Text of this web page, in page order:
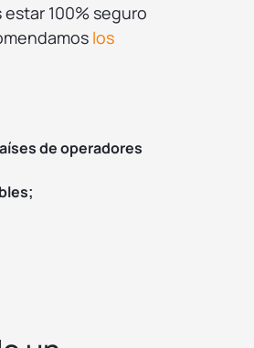
100% seguro
los
de operadores